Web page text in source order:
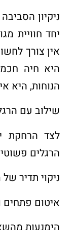
ניקיון
יחד חוויית
אין צורך
היא חיה
הנוחות, היא
שילוב עם
לצד הרחקת
הרגלים
ניקוי תדיר
איטום פתחים